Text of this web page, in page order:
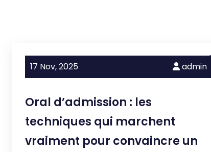
17 Nov,2025 admin
Oral d’admission : les
techniques qui marchent
vraiment pour convaincre un